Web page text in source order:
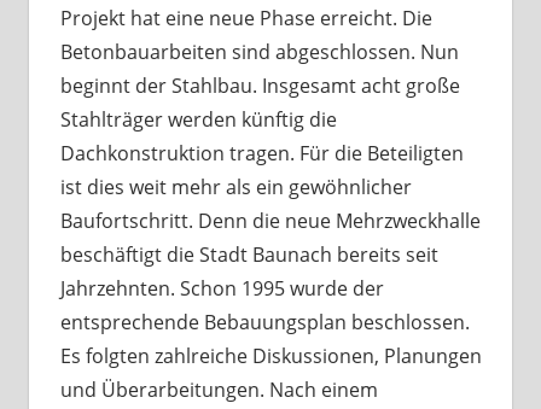
Projekt hat eine neue Phase erreicht. Die
Betonbauarbeiten sind abgeschlossen. Nun
beginnt der Stahlbau. Insgesamt acht große
Stahlträger werden künftig die
Dachkonstruktion tragen. Für die Beteiligten
ist dies weit mehr als ein gewöhnlicher
Baufortschritt. Denn die neue Mehrzweckhalle
beschäftigt die Stadt Baunach bereits seit
Jahrzehnten. Schon 1995 wurde der
entsprechende Bebauungsplan beschlossen.
Es folgten zahlreiche Diskussionen, Planungen
und Überarbeitungen. Nach einem